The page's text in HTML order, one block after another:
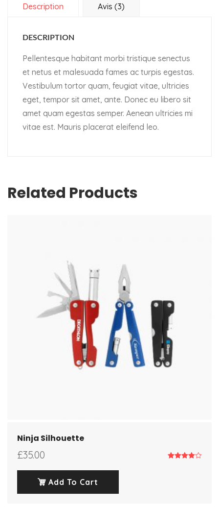
Description Avis (3)
DESCRIPTION
Pellentesque habitant morbi tristique senectus
et netus et malesuada fames ac turpis egestas.
Vestibulum tortor quam, feugiat vitae, ultricies
eget, tempor sit amet, ante. Donec eu libero sit
amet quam egestas semper. Aenean ultricies mi
vitae est. Mauris placerat eleifend leo.
Related Products
Ninja Silhouette
£35.00
Add To Cart